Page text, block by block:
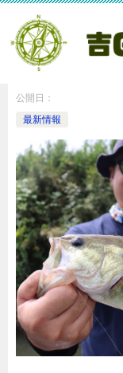
釣果情報 気持
公開日：
最新情報